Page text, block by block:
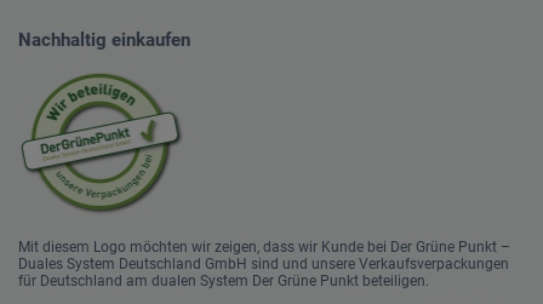
Nachhaltig einkaufen
Mit diesem Logo möchten wir zeigen, dass wir Kunde bei Der Grüne Punkt –
Duales System Deutschland GmbH sind und unsere Verkaufsverpackungen
für Deutschland am dualen System Der Grüne Punkt beteiligen.